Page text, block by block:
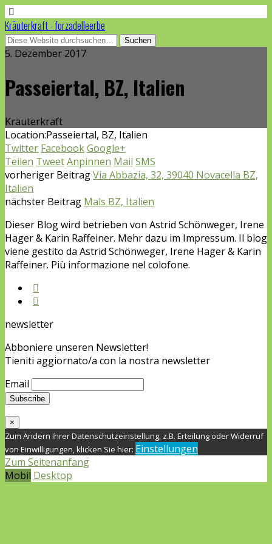
Kräuterkraft - forzadelleerbe
5. Dezember 2017
Passeiertal, BZ, Italien
Kräuterkraft
Location:Passeiertal, BZ, Italien
Twitter FacebookGoogle+
Teilen TweetAnpinnen Mail SMS
vorheriger BeitragVia Abbazia, 32, 39040 Novacella BZ,
Italien
nächster Beitrag Mals BZ, Italien
Dieser Blog wird betrieben von Astrid Schönweger, Irene
Hager & Karin Raffeiner. Mehr dazu im Impressum. Il blog
viene gestito da Astrid Schönweger, Irene Hager & Karin
Raffeiner. Più informazione nel colofone.
newsletter
Abboniere unseren Newsletter!
Tieniti aggiornato/a con la nostra newsletter
Email
×
Zum Ändern Ihrer Datenschutzeinstellung, z.B. Erteilung oder Widerruf
von Einwilligungen, klicken Sie hier: Einstellungen
Zum Seitenanfang
Mobil Desktop